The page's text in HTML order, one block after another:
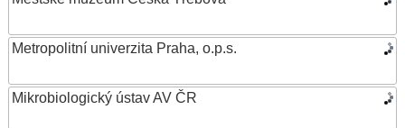
Metropolitní univerzita Praha, o.p.s.
Mikrobiologický ústav AV ČR